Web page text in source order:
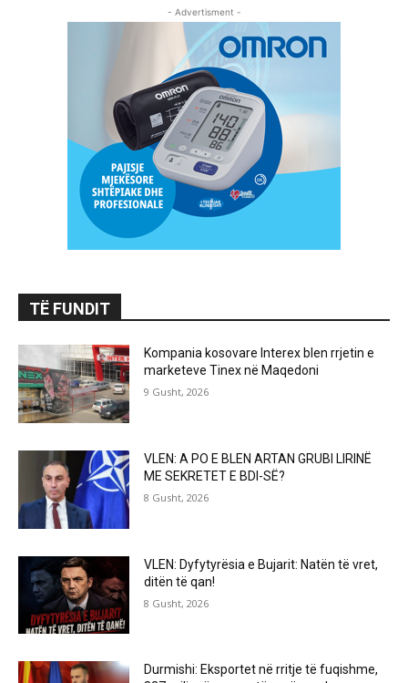
- Advertisment -
TË FUNDIT
Kompania kosovare Interex blen rrjetin e
marketeve Tinex në Maqedoni
9 Gusht, 2026
VLEN: A PO E BLEN ARTAN GRUBI LIRINË
ME SEKRETET E BDI-SË?
8 Gusht, 2026
VLEN: Dyfytyrësia e Bujarit: Natën të vret,
ditën të qan!
8 Gusht, 2026
Durmishi: Eksportet në rritje të fuqishme,